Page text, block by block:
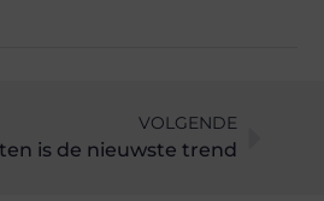
VOLGENDE
is de nieuwste trend